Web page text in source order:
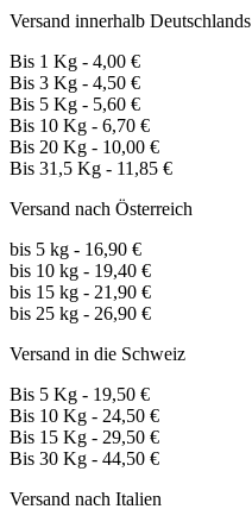
Versand innerhalb Deutschlands
Bis 1 Kg - 4,00 €
Bis 3 Kg - 4,50 €
Bis 5 Kg - 5,60 €
Bis 10 Kg - 6,70 €
Bis 20 Kg - 10,00 €
Bis 31,5 Kg - 11,85 €
Versand nach Österreich
bis 5 kg - 16,90 €
bis 10 kg - 19,40 €
bis 15 kg - 21,90 €
bis 25 kg - 26,90 €
Versand in die Schweiz
Bis 5 Kg - 19,50 €
Bis 10 Kg - 24,50 €
Bis 15 Kg - 29,50 €
Bis 30 Kg - 44,50 €
Versand nach Italien